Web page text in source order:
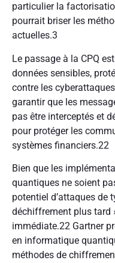
particulier la
pourrait briser les
actuelles.3
Le passage à la CPQ
données sensibles,
contre les
garantir que les
pas être interceptés et
pour protéger les
systèmes financiers.22
Bien que les
quantiques ne soient
potentiel d’attaques de
déchiffrement plus tard
immédiate.22 Gartner
en informatique
méthodes de